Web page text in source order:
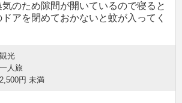
のため隙間が開いているので寝ると
アを閉めておかないと蚊が入ってく
観光
一人旅
2,500円 未満